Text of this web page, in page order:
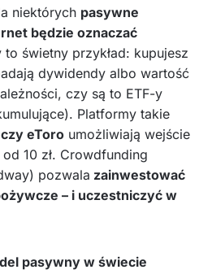
niektórych pasywne
będzie oznaczać
to świetny przykład: kupujesz
dywidendy albo wartość
czy są to ETF-y
Platformy takie
eToro umożliwiają wejście
10 zł. Crowdfunding
pozwala zainwestować
– i uczestniczyć w
pasywny w świecie